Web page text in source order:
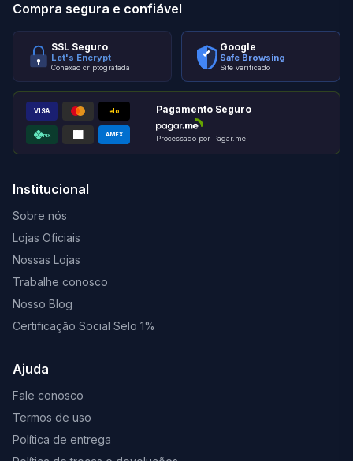
Compra segura e confiável
SSL Seguro
Let's Encrypt
Conexão criptografada
Google
Safe Browsing
Site verificado
VISA elo
PIX AMEX
Pagamento Seguro
Processado por Pagar.me
Institucional
Sobre nós
Lojas Oficiais
Nossas Lojas
Trabalhe conosco
Nosso Blog
Certificação Social Selo 1%
Ajuda
Fale conosco
Termos de uso
Política de entrega